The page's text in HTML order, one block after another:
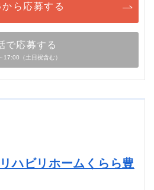
ら応募する
で応募する
17:00（土日祝含む）
ハビリホームくらら豊